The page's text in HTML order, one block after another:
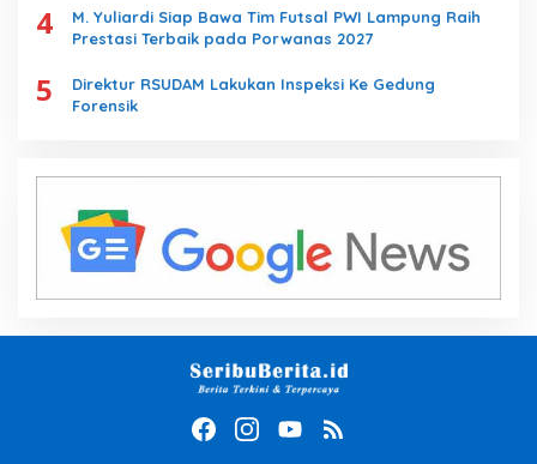
4
M. Yuliardi Siap Bawa Tim Futsal PWI Lampung Raih
Prestasi Terbaik pada Porwanas 2027
5
Direktur RSUDAM Lakukan Inspeksi Ke Gedung
Forensik